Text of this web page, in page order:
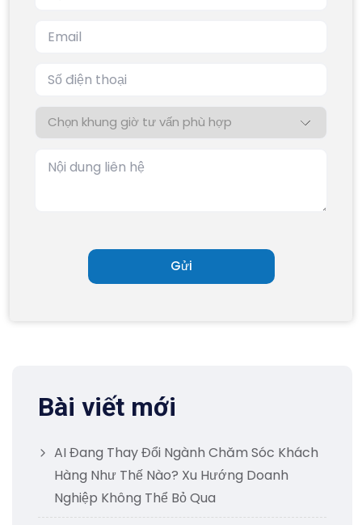
Bài viết mới
AI Đang Thay Đổi Ngành Chăm Sóc Khách
Hàng Như Thế Nào? Xu Hướng Doanh
Nghiệp Không Thể Bỏ Qua